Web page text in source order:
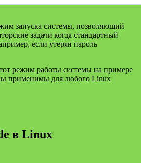
запуска системы, позволяющий
задачи когда стандартный
если утерян пароль
режим работы системы на примере
применимы для любого Linux
в Linux